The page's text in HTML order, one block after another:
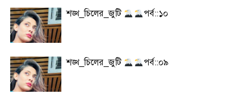
শঙ্খ_চিলের_জুটি পর্ব::১০
শঙ্খ_চিলের_জুটি পর্ব::০৯